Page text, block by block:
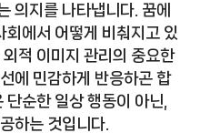
의지를 나타냅니다. 꿈에
회에서 어떻게 비춰지고 있
적 이미지 관리의 중요한
에 민감하게 반응하곤 합
단순한 일상 행동이 아닌,
하는 것입니다.